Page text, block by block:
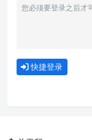
快捷登录